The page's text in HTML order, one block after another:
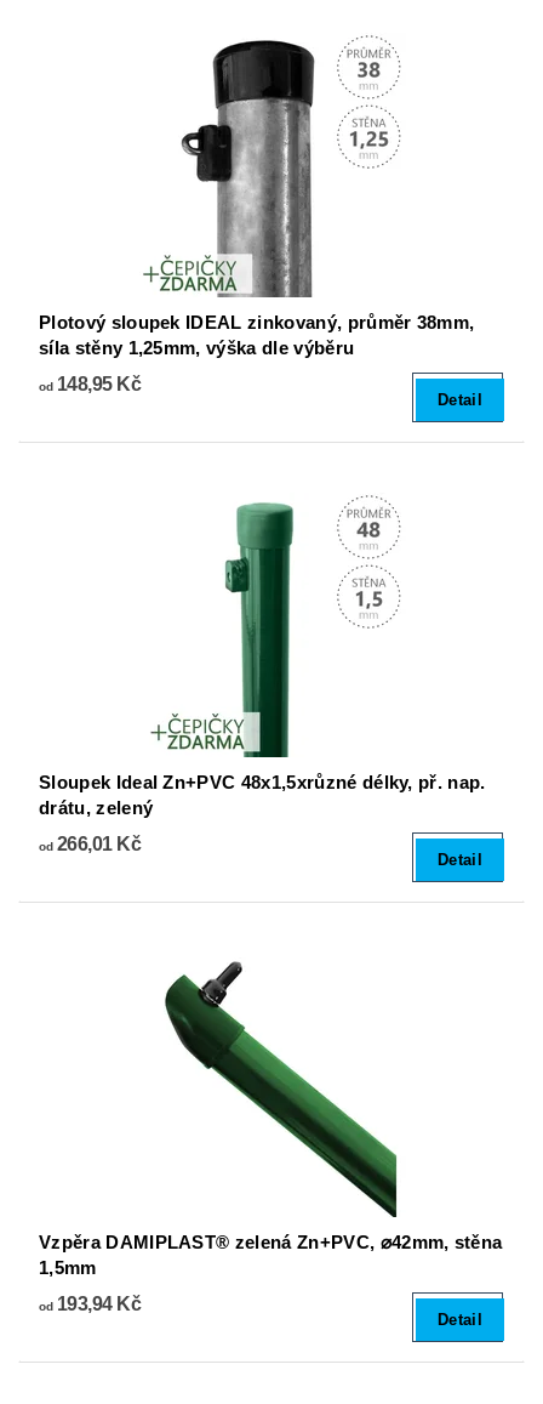
Plotový sloupek IDEAL zinkovaný, průměr 38mm,
síla stěny 1,25mm, výška dle výběru
od148,95 Kč
Detail
Sloupek Ideal Zn+PVC 48x1,5xrůzné délky, př. nap.
drátu, zelený
od266,01 Kč
Detail
Vzpěra DAMIPLAST® zelená Zn+PVC, ⌀42mm, stěna
1,5mm
od193,94 Kč
Detail